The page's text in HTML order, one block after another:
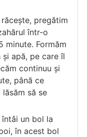
pregătim
într-o
minute. Formăm
apă, pe care îl
continuu și
până ce
să se
un bol la
în acest bol